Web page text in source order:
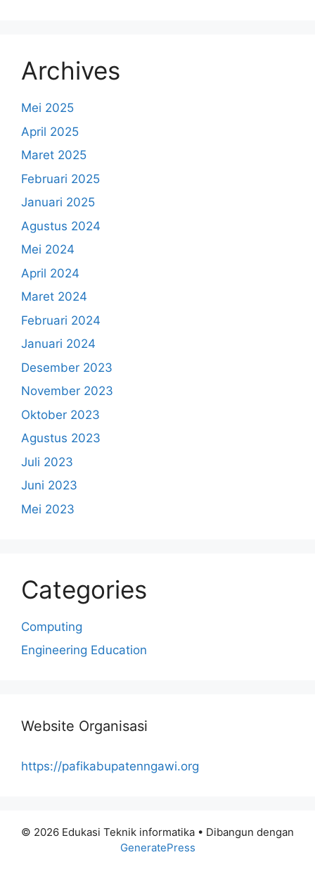
Archives
Mei 2025
April 2025
Maret 2025
Februari 2025
Januari 2025
Agustus 2024
Mei 2024
April 2024
Maret 2024
Februari 2024
Januari 2024
Desember 2023
November 2023
Oktober 2023
Agustus 2023
Juli 2023
Juni 2023
Mei 2023
Categories
Computing
Engineering Education
Website Organisasi
https://pafikabupatenngawi.org
© 2026 Edukasi Teknik informatika • Dibangun dengan
GeneratePress